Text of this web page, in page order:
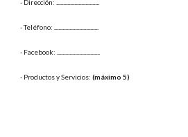
- Dirección:
- Teléfono:
- Facebook:
- Productos y Servicios: (máximo 5)